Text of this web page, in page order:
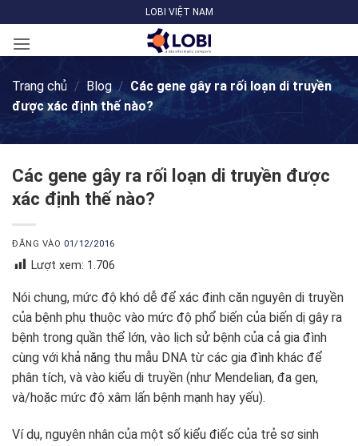
qua
nội
LOBI VIỆT NAM
Trang chủ / Blog / Các gene gây ra rối loạn di truyền
được xác định thế nào?
Các gene gây ra rối loạn di truyền được
xác định thế nào?
ĐĂNG VÀO 01/12/2016
Nói chung, mức độ khó dễ để xác đinh căn nguyên di truyền
của bệnh phụ thuộc vào mức độ phổ biến của biến dị gây ra
bệnh trong quần thể lớn, vào lịch sử bệnh của cả gia đình
cùng với khả năng thu mẫu DNA từ các gia đình khác để
phân tích, và vào kiểu di truyền (như Mendelian, đa gen,
và/hoặc mức độ xâm lấn bệnh mạnh hay yếu).
Ví dụ, nguyên nhân của một số kiểu điếc của trẻ sơ sinh
Lượt xem: 1.706